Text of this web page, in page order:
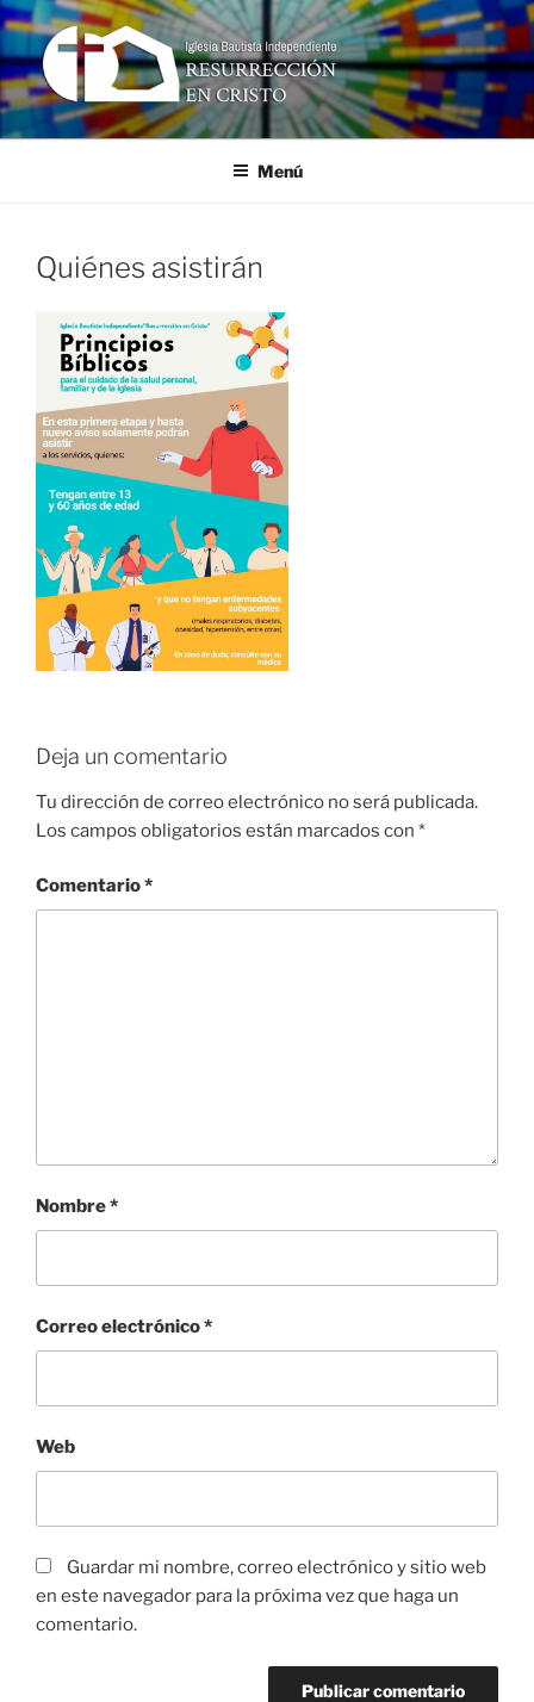
Ir
contenido
RESURRECCIÓN EN CRISTO
Iglesia Bautista Independiente
Menú
Quiénes asistirán
Deja un comentario
Tu dirección de correo electrónico no será publicada.
Los campos obligatorios están marcados con *
Comentario*
Nombre*
Correo electrónico*
Web
Guardar mi nombre, correo electrónico y sitio web
en este navegador para la próxima vez que haga un
comentario.